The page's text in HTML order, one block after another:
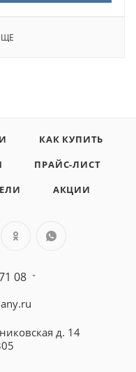
КАК КУПИТЬ
ПРАЙС-ЛИСТ
АКЦИИ
08
д. 14